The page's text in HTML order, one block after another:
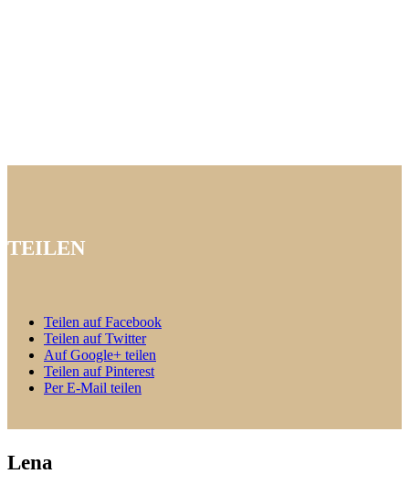
TEILEN
Teilen auf Facebook
Teilen auf Twitter
Auf Google+ teilen
Teilen auf Pinterest
Per E-Mail teilen
Lena